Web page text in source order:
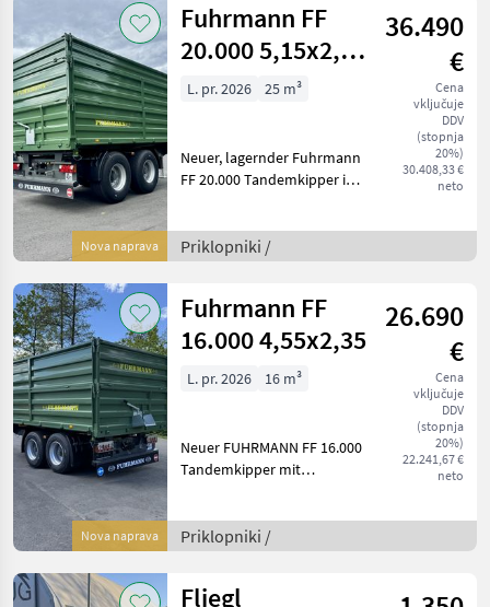
Nova naprava
Fuhrmann FF
20.000 5,15x2,48
- LAGERND
36.490
€
Cena
vključuje
DDV
(stopnja
20%)
30.408,33 €
neto
L. pr. 2026 25 m³
Neuer, lagernder Fuhrmann
FF 20.000 Tandemkipper in
08x2, 41 Innen) -
800+800+400mm
Priklopniki /
Nova naprava
Fuhrmann FF
16.000 4,55x2,35
26.690
€
Cena
vključuje
DDV
(stopnja
20%)
22.241,67 €
neto
L. pr. 2026 16 m³
Neuer FUHRMANN FF 16.000
Tandemkipper mit
Grundbordwand 800mm
mit Integral-
Aufsatzwan
Priklopniki /
Fliegl